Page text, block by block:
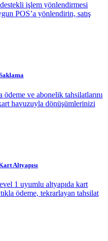
işlem yönlendirmesi
POS’a yönlendirin, satış
ve abonelik tahsilatlarını
havuzuyla dönüşümlerinizi
Altyapısı
1 uyumlu altyapıda kart
ödeme, tekrarlayan tahsilat